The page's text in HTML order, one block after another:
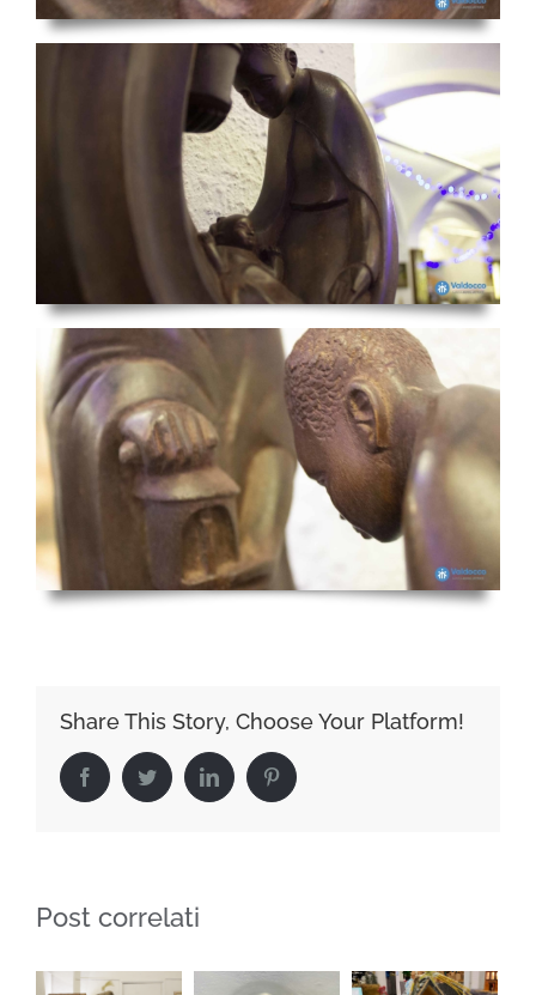
Share This Story, Choose Your Platform!
FacebookTwitter LinkedIn Pinterest
Post correlati